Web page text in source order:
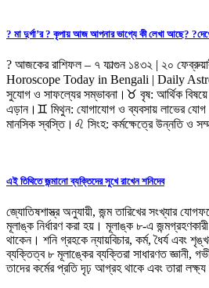
? মা দুর্গা’র ? কৃপায় আজ আপনার ভাগ্যে কী লেখা আছে?
? আজকের রাশিফল – ৭ ফাল্গুন ১৪৩২ | ২০
Horoscope Today in Bengali | Daily
সুযোগ ও সাফল্যের সম্ভাবনা।♉ বৃষ: আর্থিক
এড়ান।♊ মিথুন: যোগাযোগ ও ব্যবসায় লাভের
মানসিক স্বস্তি।♌ সিংহ: কর্মক্ষেত্রে উন্নতি ও
এই তিথিতে জন্মানো ব্যক্তিদের সুখে রাখেন শনিদেব
জ্যোতিষশাস্ত্র অনুযায়ী, জন্ম তারিখের সংখ্যার
মূলাঙ্ক নির্ধারণ করা হয়। মূলাঙ্ক ৮-এ
থাকেন। শনি গ্রহকে ন্যায়বিচার, কর্ম, ধৈর্য এবং
ব্যক্তিত্ব ৮ মূলাঙ্কের ব্যক্তিরা সাধারণত জ্ঞানী,
তাদের কর্মের প্রতি দৃঢ় আগ্রহ থাকে এবং তারা